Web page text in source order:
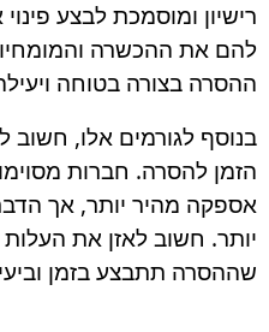
רישיון ומוסמכת לבצע
להם את ההכשרה
ההסרה בצורה בטוחה
בנוסף לגורמים אלו,
הזמן להסרה. חברות
אספקה מהיר יותר, אך
יותר. חשוב לאזן את העלות
שההסרה תתבצע בזמן